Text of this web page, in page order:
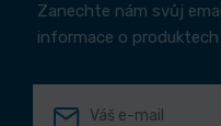
Zanechte nám svůj
informace o